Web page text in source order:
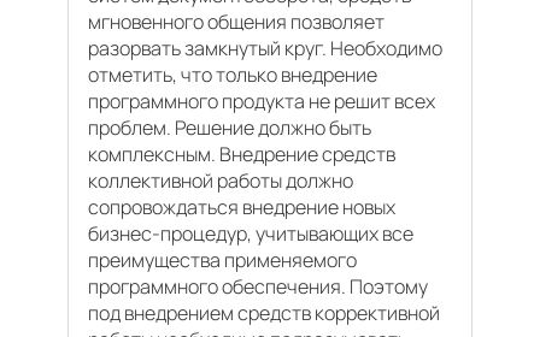
мгновенного общения позволяет
разорвать замкнутый круг. Необходимо
отметить, что только внедрение
программного продукта не решит всех
проблем. Решение должно быть
комплексным. Внедрение средств
коллективной работы должно
сопровождаться внедрение новых
бизнес-процедур, учитывающих все
преимущества применяемого
программного обеспечения. Поэтому
под внедрением средств коррективной